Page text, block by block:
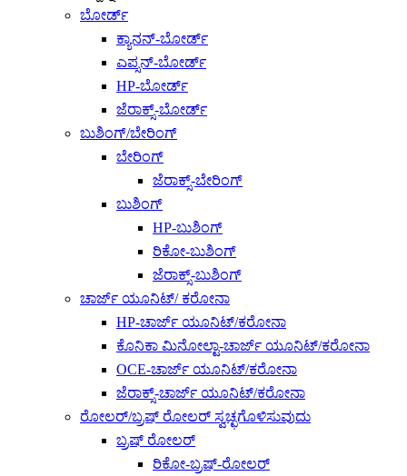
ಬೋರ್ಡ್
ಕ್ಯಾನನ್-ಬೋರ್ಡ್
ಎಪ್ಸನ್-ಬೋರ್ಡ್
HP-ಬೋರ್ಡ್
ಜೆರಾಕ್ಸ್-ಬೋರ್ಡ್
ಬುಶಿಂಗ್/ಬೇರಿಂಗ್
ಬೇರಿಂಗ್
ಜೆರಾಕ್ಸ್-ಬೇರಿಂಗ್
ಬುಶಿಂಗ್
HP-ಬುಶಿಂಗ್
ರಿಕೋ-ಬುಶಿಂಗ್
ಜೆರಾಕ್ಸ್-ಬುಶಿಂಗ್
ಚಾರ್ಜ್ ಯೂನಿಟ್/ ಕರೋನಾ
HP-ಚಾರ್ಜ್ ಯೂನಿಟ್/ಕರೋನಾ
ಕೊನಿಕಾ ಮಿನೋಲ್ಟಾ-ಚಾರ್ಜ್ ಯೂನಿಟ್/ಕರೋನಾ
OCE-ಚಾರ್ಜ್ ಯೂನಿಟ್/ಕರೋನಾ
ಜೆರಾಕ್ಸ್-ಚಾರ್ಜ್ ಯೂನಿಟ್/ಕರೋನಾ
ರೋಲರ್/ಬ್ರಷ್ ರೋಲರ್ ಸ್ವಚ್ಛಗೊಳಿಸುವುದು
ಬ್ರಷ್ ರೋಲರ್
ರಿಕೋ-ಬ್ರಷ್-ರೋಲರ್